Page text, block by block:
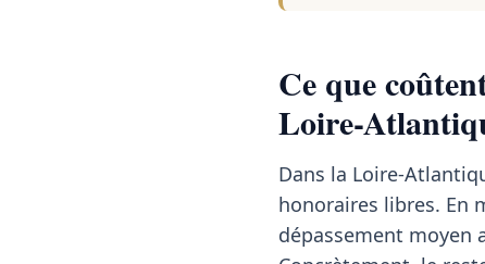
Ce que
Loire-
Dans la Loire-
honoraires libres. En
dépassement moyen